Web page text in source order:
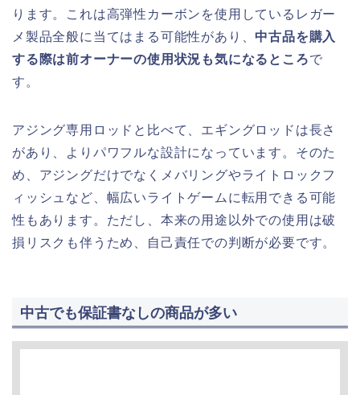
ります。これは高弾性カーボンを使用しているレガー
メ製品全般に当てはまる可能性があり、 中古品を購入
する際は前オーナーの使用状況も気になるところで
す。
アジング専用ロッドと比べて、エギングロッドは長さ
があり、よりパワフルな設計になっています。そのた
め、アジングだけでなくメバリングやライトロックフ
ィッシュなど、幅広いライトゲームに転用できる可能
性もあります。ただし、本来の用途以外での使用は破
損リスクも伴うため、自己責任での判断が必要です。
中古でも保証書なしの商品が多い